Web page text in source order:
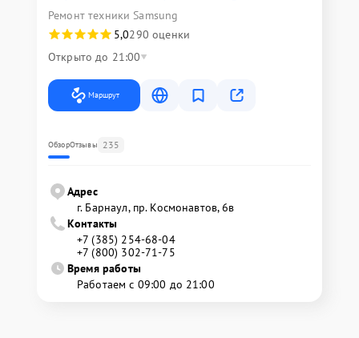
Ремонт техники Samsung
5,0290 оценки
Открыто до 21:00
Маршрут
ОбзорОтзывы 235
Адрес
г. Барнаул, ​пр. Космонавтов, 6в
Контакты
+7 (385) 254-68-04
+7 (800) 302-71-75
Время работы
Работаем с 09:00 до 21:00